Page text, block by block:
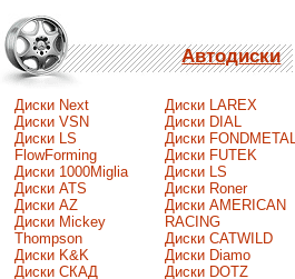
Автодиски
Диски Next
Диски VSN
Диски LS
FlowForming
Диски 1000Miglia
Диски ATS
Диски AZ
Диски Mickey
Thompson
Диски K&K
Диски СКАД
Диски LAREX
Диски DIAL
Диски FONDMETAL
Диски FUTEK
Диски LS
Диски Roner
Диски AMERICAN
RACING
Диски CATWILD
Диски Diamo
Диски DOTZ